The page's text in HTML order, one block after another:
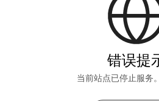
错误提
当前站点已停止服务。